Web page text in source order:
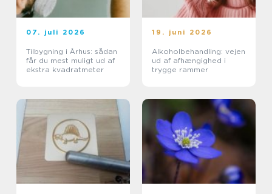
07. juli 2026
Tilbygning i Århus: sådan
får du mest muligt ud af
ekstra kvadratmeter
19. juni 2026
Alkoholbehandling: vejen
ud af afhængighed i
trygge rammer